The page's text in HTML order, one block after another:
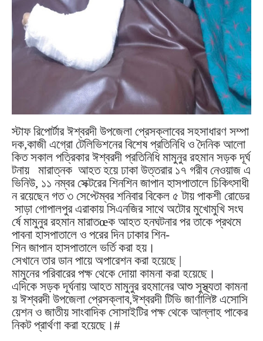
স্টাফ রিপোর্টার ঈশ্বরদী উপজেলা প্রেসক্লাবের সহসাধারণ সম্পা
দক,কাজী এগ্রো টেলিভিশনের বিশেষ প্রতিনিধি ও দৈনিক আলো
কিত সকাল পত্রিকার ঈশ্বরদী প্রতিনিধি মামুনুর রহমান সড়ক দূর্ঘ
টনায়
মারাত্নক আহত হয়ে ঢাকা উত্তরার ১৭ গরীব নেওয়াজ এ
ভিনিউ, ১১ নম্বর সেক্টরের শিনশিন জাপান হাসপাতালে চিকিৎসাধী
ন রয়েছেন গত ৩ সেপ্টেম্বর শনিবার বিকেল ৫ টায় পাকশী রোডের
সাড়া গোপালপুর এরাকায় সিএনজির সাথে অটোর মুখোমুখি সংঘ
র্ষে মামুনুর রহমান মারাতœক আহত হনঘটনার পর তাকে প্রথমে
পাবনা হাসপাতালে ও পরের দিন ঢাকার শিন-
শিন জাপান হাসপাতালে ভর্তি করা হয়।
সেখানে তার ডান পায়ে অপারেশন করা হয়েছে |
মামুনের পরিবারের পক্ষ থেকে দোয়া কামনা করা হয়েছে।
এদিকে সড়ক দূর্ঘনায় আহত মামুনুর রহমানের আশু সুস্থ্যতা কামনা
য় ঈশ্বরদী উপজেলা প্রেসক্লাব,ঈশ্বরদী টিভি জার্ণালিষ্ট এসোসি
য়েশন ও জাতীয় সাংবাদিক সোসাইটির পক্ষ থেকে আল্লাহ পাকের
নিকট প্রার্থণা করা হয়েছে।#